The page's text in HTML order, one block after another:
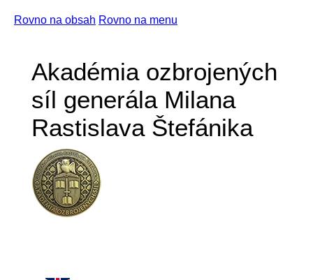
Rovno na obsah Rovno na menu
Akadémia ozbrojených
síl generála Milana
Rastislava Štefánika